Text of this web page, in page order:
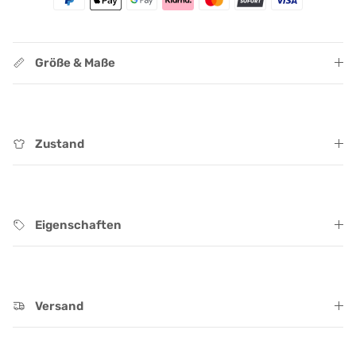
Größe & Maße
Zustand
Eigenschaften
Versand